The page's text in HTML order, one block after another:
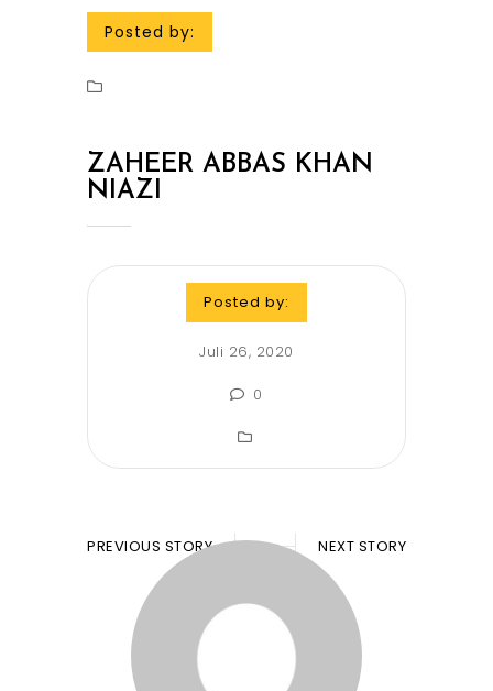
Posted by:
ZAHEER ABBAS KHAN
NIAZI
Posted by:
Juli 26, 2020
0
PREVIOUS STORY NEXT STORY